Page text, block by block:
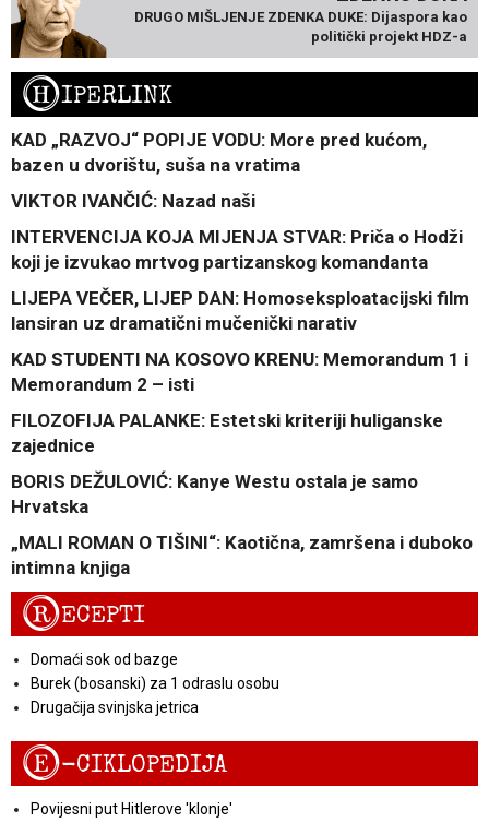
DRUGO MIŠLJENJE ZDENKA DUKE: Dijaspora kao
politički projekt HDZ-a
HIPERLINK
KAD „RAZVOJ“ POPIJE VODU: More pred kućom,
bazen u dvorištu, suša na vratima
VIKTOR IVANČIĆ: Nazad naši
INTERVENCIJA KOJA MIJENJA STVAR: Priča o Hodži
koji je izvukao mrtvog partizanskog komandanta
LIJEPA VEČER, LIJEP DAN: Homoseksploatacijski film
lansiran uz dramatični mučenički narativ
KAD STUDENTI NA KOSOVO KRENU: Memorandum 1 i
Memorandum 2 – isti
FILOZOFIJA PALANKE: Estetski kriteriji huliganske
zajednice
BORIS DEŽULOVIĆ: Kanye Westu ostala je samo
Hrvatska
„MALI ROMAN O TIŠINI“: Kaotična, zamršena i duboko
intimna knjiga
RECEPTI
Domaći sok od bazge
Burek (bosanski) za 1 odraslu osobu
Drugačija svinjska jetrica
E-CIKLOPEDIJA
Povijesni put Hitlerove 'klonje'